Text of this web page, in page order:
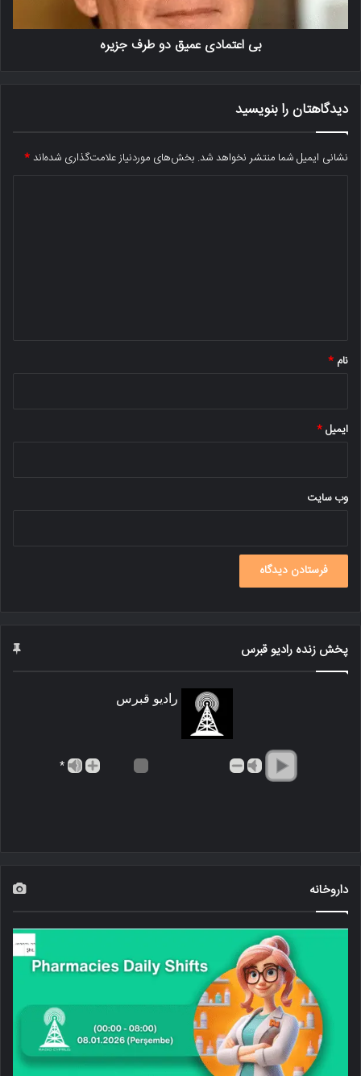
بی اعتمادی عمیق دو طرف جزیره
دیدگاهتان را بنویسید
نشانی ایمیل شما منتشر نخواهد شد. بخش‌های موردنیاز علامت‌گذاری شده‌اند*
نام *
ایمیل*
وب‌ سایت
پخش زنده رادیو قبرس
رادیو قبرس
*
داروخانه